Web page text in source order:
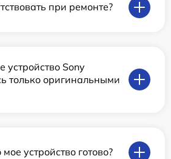
при ремонте?
устройство Sony
только оригинальными
устройство готово?